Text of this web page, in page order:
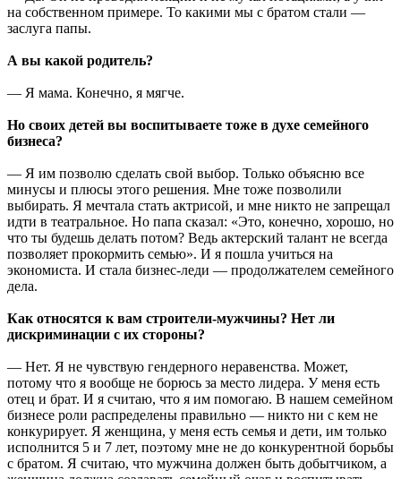
на собственном примере. То какими мы с братом стали —
заслуга папы.
А вы какой родитель?
— Я мама. Конечно, я мягче.
Но своих детей вы воспитываете тоже в духе семейного
бизнеса?
— Я им позволю сделать свой выбор. Только объясню все
минусы и плюсы этого решения. Мне тоже позволили
выбирать. Я мечтала стать актрисой, и мне никто не запрещал
идти в театральное. Но папа сказал: «Это, конечно, хорошо, но
что ты будешь делать потом? Ведь актерский талант не всегда
позволяет прокормить семью». И я пошла учиться на
экономиста. И стала бизнес-леди — продолжателем семейного
дела.
Как относятся к вам строители-мужчины? Нет ли
дискриминации с их стороны?
— Нет. Я не чувствую гендерного неравенства. Может,
потому что я вообще не борюсь за место лидера. У меня есть
отец и брат. И я считаю, что я им помогаю. В нашем семейном
бизнесе роли распределены правильно — никто ни с кем не
конкурирует. Я женщина, у меня есть семья и дети, им только
исполнится 5 и 7 лет, поэтому мне не до конкурентной борьбы
с братом. Я считаю, что мужчина должен быть добытчиком, а